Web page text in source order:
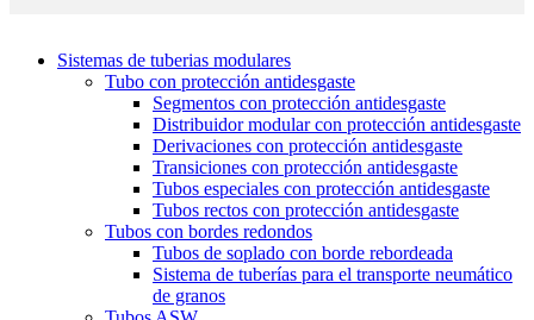
Sistemas de tuberias modulares
Tubo con protección antidesgaste
Segmentos con protección antidesgaste
Distribuidor modular con protección antidesgaste
Derivaciones con protección antidesgaste
Transiciones con protección antidesgaste
Tubos especiales con protección antidesgaste
Tubos rectos con protección antidesgaste
Tubos con bordes redondos
Tubos de soplado con borde rebordeada
Sistema de tuberías para el transporte neumático
de granos